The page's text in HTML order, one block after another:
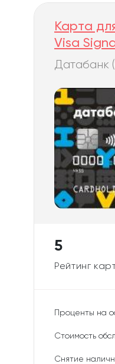
Карта
Visa
Датабанк
5
Рейтинг
Проценты на
Стоимость
Снятие